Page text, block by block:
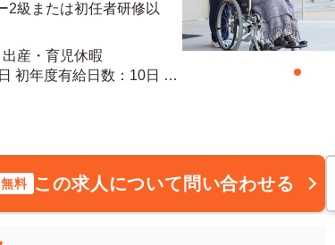
2級または初任者研修以
産・育児休暇
無料 この求人について問い合わせる